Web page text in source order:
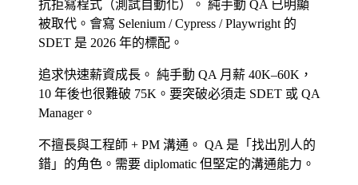
抗拒寫程式（測試自動化）。 純手動 QA 已明顯
被取代。會寫 Selenium / Cypress / Playwright 的
SDET 是 2026 年的標配。
追求快速薪資成長。 純手動 QA 月薪 40K–60K，
10 年後也很難破 75K。要突破必須走 SDET 或 QA
Manager。
不擅長與工程師 + PM 溝通。 QA 是「找出別人的
錯」的角色。需要 diplomatic 但堅定的溝通能力。